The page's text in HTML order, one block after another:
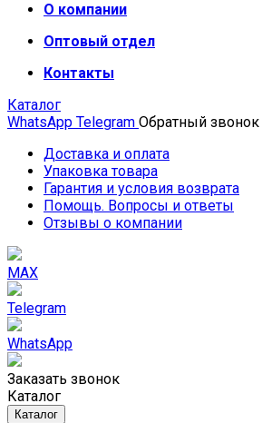
О компании
Оптовый отдел
Контакты
Каталог
WhatsApp Telegram Обратный звонок
Доставка и оплата
Упаковка товара
Гарантия и условия возврата
Помощь. Вопросы и ответы
Отзывы о компании
MAX
Telegram
WhatsApp
Заказать звонок
Каталог
Каталог